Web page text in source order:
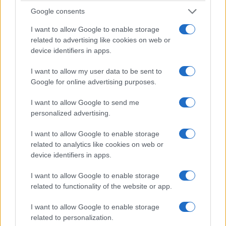
Google consents
I want to allow Google to enable storage
related to advertising like cookies on web or
device identifiers in apps.
I want to allow my user data to be sent to
Google for online advertising purposes.
I want to allow Google to send me
personalized advertising.
I want to allow Google to enable storage
related to analytics like cookies on web or
device identifiers in apps.
I want to allow Google to enable storage
related to functionality of the website or app.
I want to allow Google to enable storage
related to personalization.
messa insieme che reale, conformistica,
scontava anche quel microcosmo misantropo,
montanaro di Pavana, osterie e diffidenza per il
toscoappenninico. E fino all’ultimo uno così ha
delirato nelle sue certezze, considerava Giorgia
Meloni pericolosa, insidiosa per la democrazia,
senza vedere che era se mai una giovane
socialdemocratica, ancora troppo statalista,
timida nel suo nazionalismo teorico, inconciliabile
con la democrazia autoritaria. Definirla fascista o
parafascista come ancora si ostinava a fare
l’86enne Guccini non era neanche una canagliata,